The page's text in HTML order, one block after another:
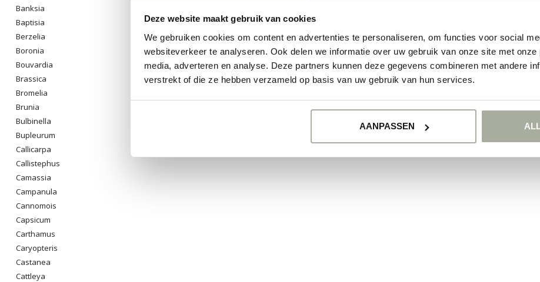
Deze website maakt gebruik van cookies
We gebruiken cookies om content en advertenties te personaliseren, om functies voor social
websiteverkeer te analyseren. Ook delen we informatie over uw gebruik van onze site met
media, adverteren en analyse. Deze partners kunnen deze gegevens combineren met andere
verstrekt of die ze hebben verzameld op basis van uw gebruik van hun services.
AANPASSEN
Banksia
Baptisia
Berzelia
Boronia
Bouvardia
Brassica
Bromelia
Brunia
Bulbinella
Bupleurum
Callicarpa
Callistephus
Camassia
Campanula
Cannomois
Capsicum
Carthamus
Caryopteris
Castanea
Cattleya